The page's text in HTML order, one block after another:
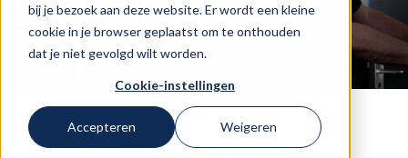
bij je bezoek aan deze website. Er wordt een kleine
cookie in je browser geplaatst om te onthouden
dat je niet gevolgd wilt worden.
Cookie-instellingen
Accepteren Weigeren
Home -Diensten- Ruitenwissers